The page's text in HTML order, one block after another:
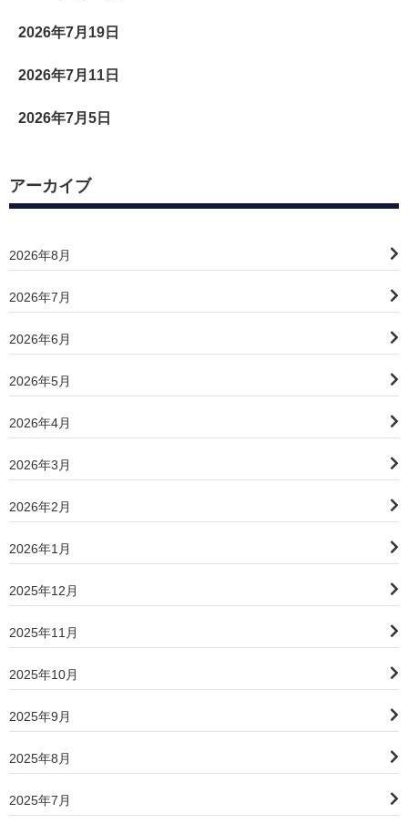
2026年7月19日
2026年7月11日
2026年7月5日
アーカイブ
2026年8月
2026年7月
2026年6月
2026年5月
2026年4月
2026年3月
2026年2月
2026年1月
2025年12月
2025年11月
2025年10月
2025年9月
2025年8月
2025年7月